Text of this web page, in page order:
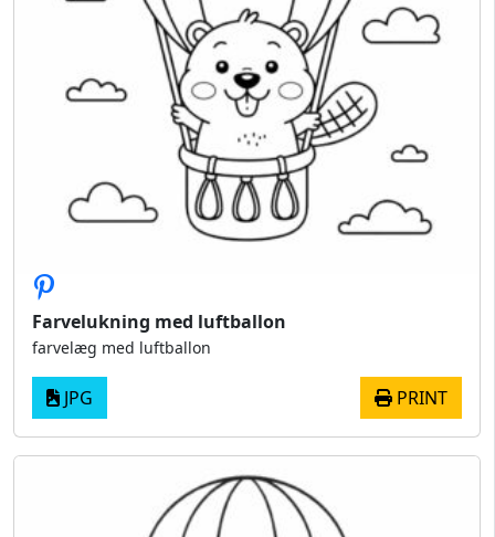
Farvelukning med luftballon
farvelæg med luftballon
JPG PRINT